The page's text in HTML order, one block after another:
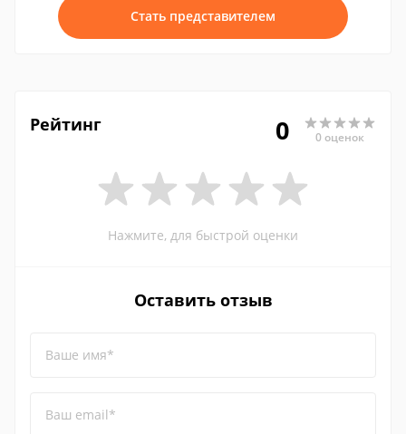
Стать представителем
Рейтинг 0 0 оценок
Нажмите, для быстрой оценки
Оставить отзыв
Ваше имя*
Ваш email*